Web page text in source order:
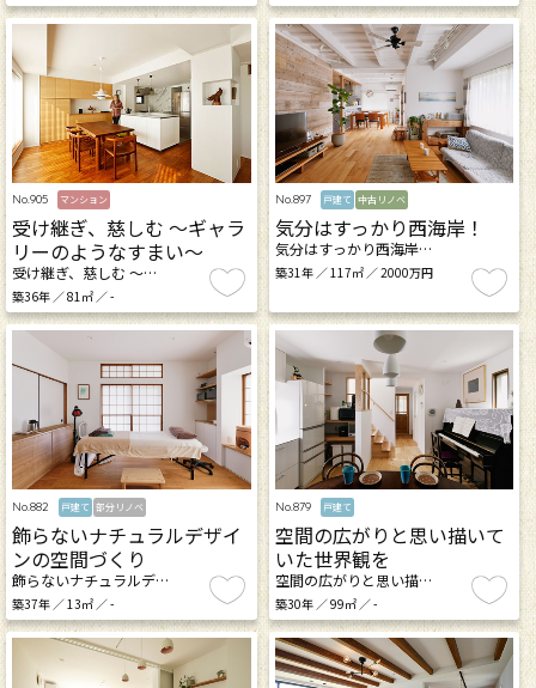
No.905 マンション
受け継ぎ、慈しむ ～ギャラ
リーのようなすまい～
受け継ぎ、慈しむ ～…
築36年 ／ 81㎡ ／ -
No.897 戸建て 中古リノベ
気分はすっかり西海岸！
気分はすっかり西海岸…
築31年 ／ 117㎡ ／ 2000万円
No.882 戸建て 部分リノベ
飾らないナチュラルデザイ
ンの空間づくり
飾らないナチュラルデ…
築37年 ／ 13㎡ ／ -
No.879 戸建て
空間の広がりと思い描いて
いた世界観を
空間の広がりと思い描…
築30年 ／ 99㎡ ／ -